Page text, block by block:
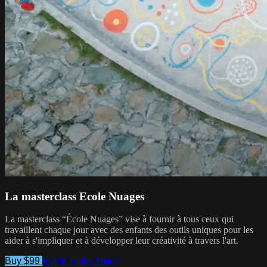
La masterclass Ecole Nuages
La masterclass “École Nuages” vise à fournir à tous ceux qui
travaillent chaque jour avec des enfants des outils uniques pour les
aider à s'impliquer et à développer leur créativité à travers l'art.
Buy $99 Watch Trailer Share